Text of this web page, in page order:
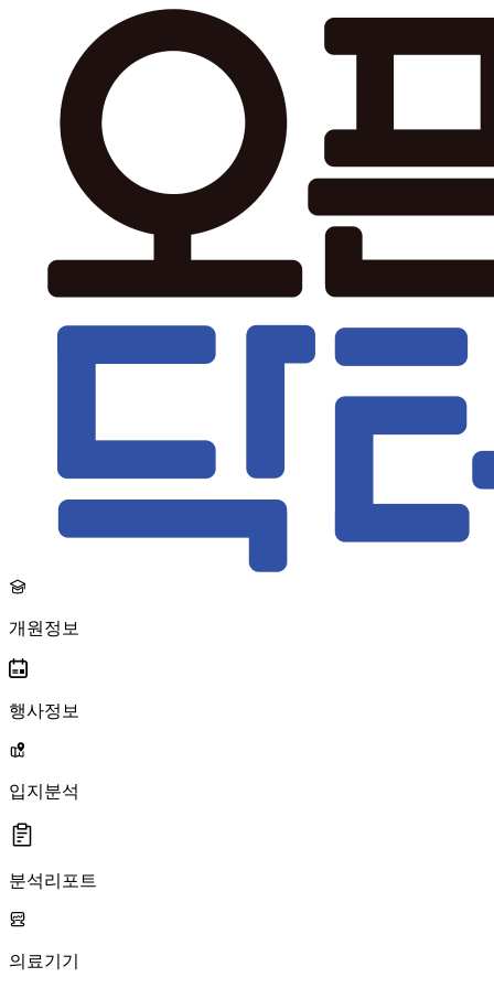
개원정보
행사정보
입지분석
분석리포트
의료기기